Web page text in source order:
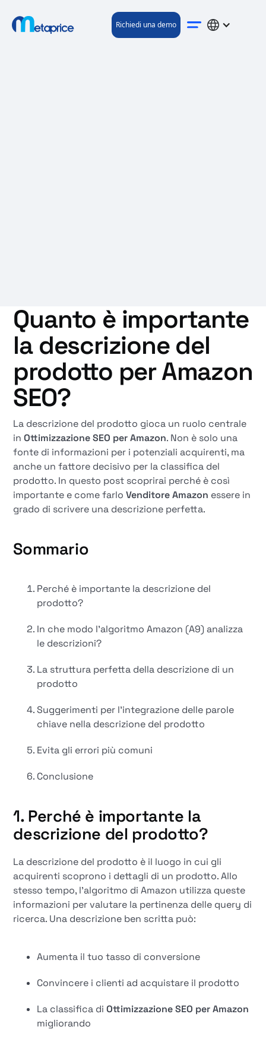
Richiedi una demo
Quanto è importante
la descrizione del
prodotto per Amazon
SEO?
La descrizione del prodotto gioca un ruolo centrale
inOttimizzazione SEO per Amazon. Non è solo una
fonte di informazioni per i potenziali acquirenti, ma
anche un fattore decisivo per la classifica del
prodotto. In questo post scoprirai perché è così
importante e come farloVenditore Amazon essere in
grado di scrivere una descrizione perfetta.
Sommario
Perché è importante la descrizione del
prodotto?
In che modo l'algoritmo Amazon (A9) analizza
le descrizioni?
La struttura perfetta della descrizione di un
prodotto
Suggerimenti per l'integrazione delle parole
chiave nella descrizione del prodotto
Evita gli errori più comuni
Conclusione
1. Perché è importante la
descrizione del prodotto?
La descrizione del prodotto è il luogo in cui gli
acquirenti scoprono i dettagli di un prodotto. Allo
stesso tempo, l'algoritmo di Amazon utilizza queste
informazioni per valutare la pertinenza delle query di
ricerca. Una descrizione ben scritta può:
Aumenta il tuo tasso di conversione
Convincere i clienti ad acquistare il prodotto
La classifica diOttimizzazione SEO per Amazon
migliorando